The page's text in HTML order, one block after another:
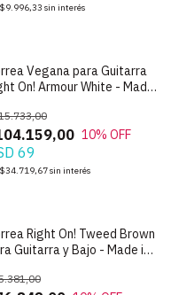
$9.996,33 sin interés
Vegana para Guitarra
On! Armour White - Made
10% OFF
69
$34.719,67sin interés
Right On! Tweed Brown
Guitarra y Bajo - Made in